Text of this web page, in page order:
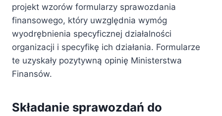
projekt wzorów formularzy sprawozdania
finansowego, który uwzględnia wymóg
wyodrębnienia specyficznej działalności
organizacji i specyfikę ich działania. Formularze
te uzyskały pozytywną opinię Ministerstwa
Finansów.
Składanie sprawozdań do